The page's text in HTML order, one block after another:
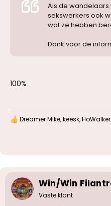
Als de
sekswerkers ook
wat ze hebben
Dank voor de
100%
W
n
g
Dreamer Mike,keesk,HoWalker
Win/Win
Vaste klant